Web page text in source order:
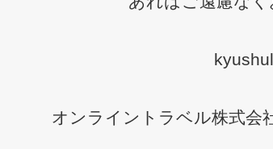
オンライントラベル株式